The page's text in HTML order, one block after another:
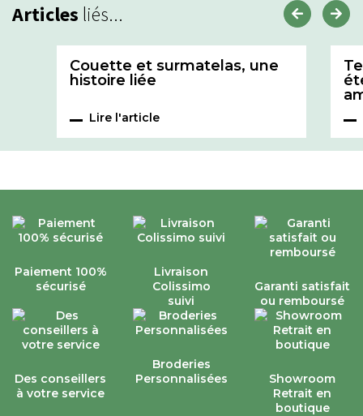
Articles liés...
Couette et surmatelas, une
histoire liée
Lire l'article
Paiement 100%
sécurisé
Livraison
Colissimo
suivi
Garanti satisfait
ou remboursé
Des conseillers
à votre service
Broderies
Personnalisées
Showroom
Retrait en
boutique